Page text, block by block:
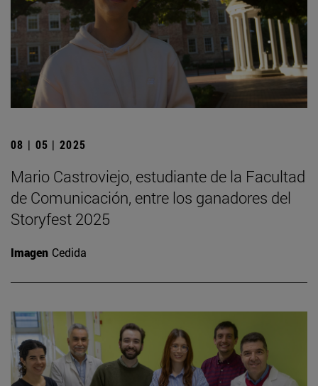
08 | 05 | 2025
Mario Castroviejo, estudiante de la Facultad
de Comunicación, entre los ganadores del
Storyfest 2025
Imagen Cedida